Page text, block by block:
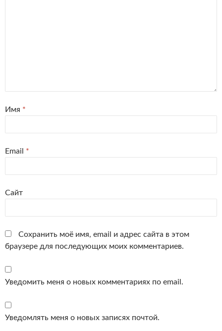
Имя *
Email *
Сайт
Сохранить моё имя, email и адрес сайта в этом
браузере для последующих моих комментариев.
Уведомить меня о новых комментариях по email.
Уведомлять меня о новых записях почтой.